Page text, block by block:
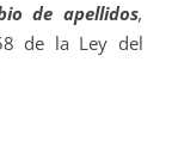
de apellidos,
de la Ley del